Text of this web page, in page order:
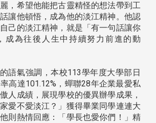
，希望他能把古靈精怪的想法帶到工
讓他頓悟，成為他的淡江精神。他認
己的淡江精神，就是「有一句話讓你
成為往後人生中持續努力前進的動
語氣強調，本校113學年度大學部日
高達101.12%，蟬聯28年企業最愛私
人成績，展現學校的優異辦學成果，
愛不愛淡江？」獲得畢業同學連連大
則熱情回應：「學長也愛你們！」精